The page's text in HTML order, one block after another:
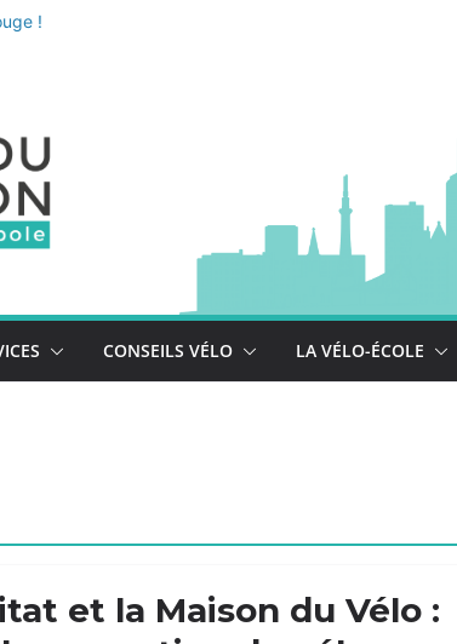
!
CONSEILS VÉLO LA VÉLO-ÉCOLE
et la Maison du Vélo :